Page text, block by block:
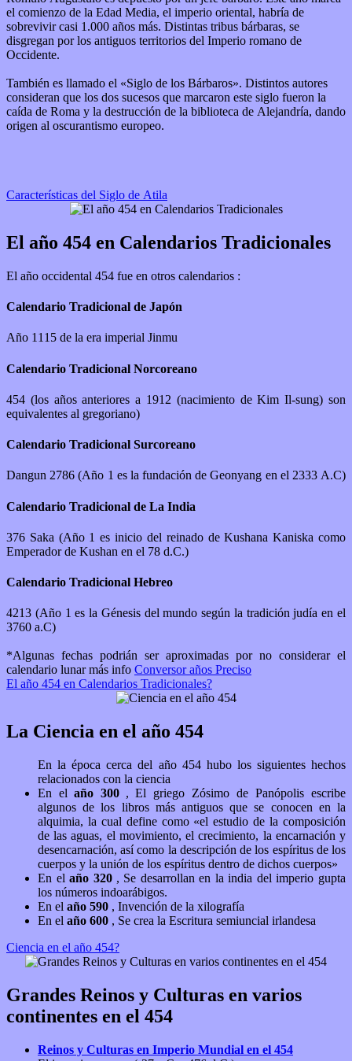
el comienzo de la Edad Media, el imperio oriental, habría de
sobrevivir casi 1.000 años más. Distintas tribus bárbaras, se
disgregan por los antiguos territorios del Imperio romano de
Occidente.
También es llamado el «Siglo de los Bárbaros». Distintos autores
consideran que los dos sucesos que marcaron este siglo fueron la
caída de Roma y la destrucción de la biblioteca de Alejandría, dando
origen al oscurantismo europeo.
Características del Siglo de Atila
El año 454 en Calendarios Tradicionales
El año occidental 454 fue en otros calendarios :
Calendario Tradicional de Japón
Año 1115 de la era imperial Jinmu
Calendario Tradicional Norcoreano
454 (los años anteriores a 1912 (nacimiento de Kim Il-sung) son
equivalentes al gregoriano)
Calendario Tradicional Surcoreano
Dangun 2786 (Año 1 es la fundación de Geonyang en el 2333 A.C)
Calendario Tradicional de La India
376 Saka (Año 1 es inicio del reinado de Kushana Kaniska como
Emperador de Kushan en el 78 d.C.)
Calendario Tradicional Hebreo
4213 (Año 1 es la Génesis del mundo según la tradición judía en el
3760 a.C)
*Algunas fechas podrián ser aproximadas por no considerar el
calendario lunar más info Conversor años Preciso
El año 454 en Calendarios Tradicionales?
La Ciencia en el año 454
En la época cerca del año 454 hubo los siguientes hechos
relacionados con la ciencia
En el año 300 , El griego Zósimo de Panópolis escribe
algunos de los libros más antiguos que se conocen en la
alquimia, la cual define como «el estudio de la composición
de las aguas, el movimiento, el crecimiento, la encarnación y
desencarnación, así como la descripción de los espíritus de los
cuerpos y la unión de los espíritus dentro de dichos cuerpos»
En el año 320 , Se desarrollan en la india del imperio gupta
los números indoarábigos.
En el año 590
, Invención de la xilografía
En el año 600
, Se crea la Escritura semiuncial irlandesa
Ciencia en el año 454?
Grandes Reinos y Culturas en varios
continentes en el 454
Reinos y Culturas en Imperio Mundial en el 454